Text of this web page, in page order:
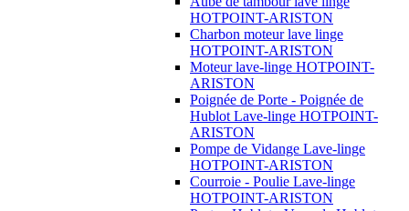
HOTPOINT-ARISTON
Charbon moteur lave linge
HOTPOINT-ARISTON
Moteur lave-linge HOTPOINT-
ARISTON
Poignée de Porte - Poignée de
Hublot Lave-linge HOTPOINT-
ARISTON
Pompe de Vidange Lave-linge
HOTPOINT-ARISTON
Courroie - Poulie Lave-linge
HOTPOINT-ARISTON